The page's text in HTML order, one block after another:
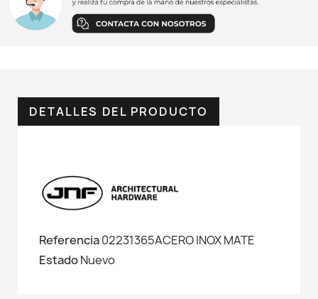
DETALLES DEL PRODUCTO
Referencia02231365ACERO INOX MATE
EstadoNuevo